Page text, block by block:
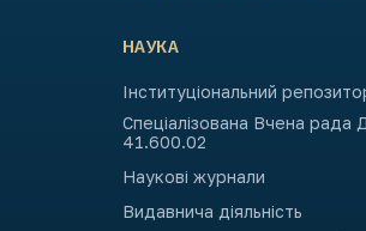
НАУКА
Інституціональний
Спеціалізована Вчена рада
41.600.02
Наукові журнали
Видавнича діяльність